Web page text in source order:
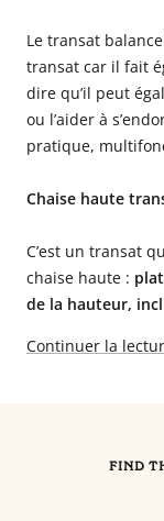
Le transat
transat car il fait
dire qu’il peut
ou l’aider à
pratique,
Chaise haute
C’est un transat
chaise haute :
de la hauteur,
Continuer la
FIND